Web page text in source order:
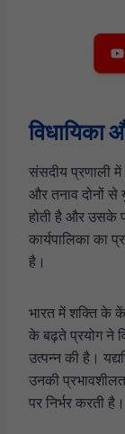
विधायिका
संसदीय प्रणाली में
और तनाव दोनों से
होती है और उसके
कार्यपालिका का
है।
भारत में शक्ति के
के बढ़ते प्रयोग ने
उत्पन्न की है।
उनकी
पर निर्भर करती है।